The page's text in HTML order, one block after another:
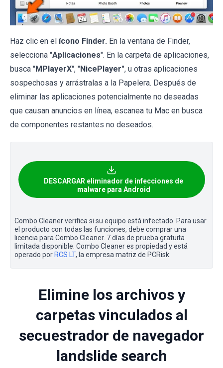
Haz clic en el ícono Finder. En la ventana de Finder,
selecciona "Aplicaciones". En la carpeta de aplicaciones,
busca "MPlayerX", "NicePlayer", u otras aplicaciones
sospechosas y arrástralas a la Papelera. Después de
eliminar las aplicaciones potencialmente no deseadas
que causan anuncios en línea, escanea tu Mac en busca
de componentes restantes no deseados.
DESCARGAR eliminador de infecciones de
malware para Android
Combo Cleaner verifica si su equipo está infectado. Para usar
el producto con todas las funciones, debe comprar una
licencia para Combo Cleaner. 7 días de prueba gratuita
limitada disponible. Combo Cleaner es propiedad y está
operado por RCS LT, la empresa matriz de PCRisk.
Elimine los archivos y
carpetas vinculados al
secuestrador de navegador
landslide search